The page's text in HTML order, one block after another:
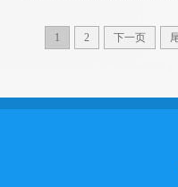
1 2 下一页